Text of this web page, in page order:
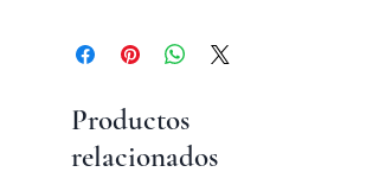
Productos
relacionados